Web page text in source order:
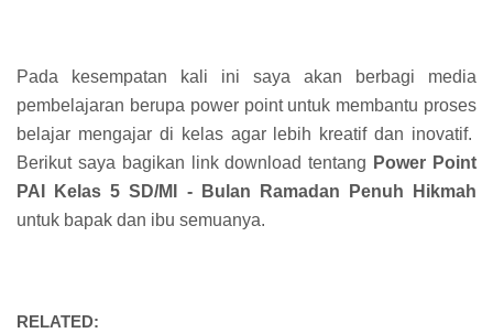
Pada kesempatan kali ini saya akan berbagi media
pembelajaran berupa power point untuk membantu proses
belajar mengajar di kelas agar lebih kreatif dan inovatif.
Berikut saya bagikan link download tentang Power Point
PAI Kelas 5 SD/MI - Bulan Ramadan Penuh Hikmah
untuk bapak dan ibu semuanya.
RELATED: